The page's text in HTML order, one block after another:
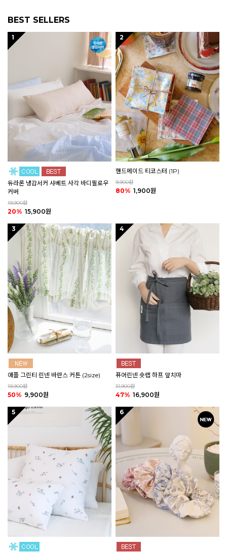
BEST SELLERS
1
듀라론 냉감서커 샤베트 사각 바디필로우
커버
19,900원
20% 15,900원
2
핸드메이드 티코스터 (1P)
9,900원
80% 1,900원
3
애플 그린티 린넨 바란스 커튼 (2size)
19,900원
50% 9,900원
4
퓨어린넨 숏랩 하프 앞치마
31,900원
47% 16,900원
5 6